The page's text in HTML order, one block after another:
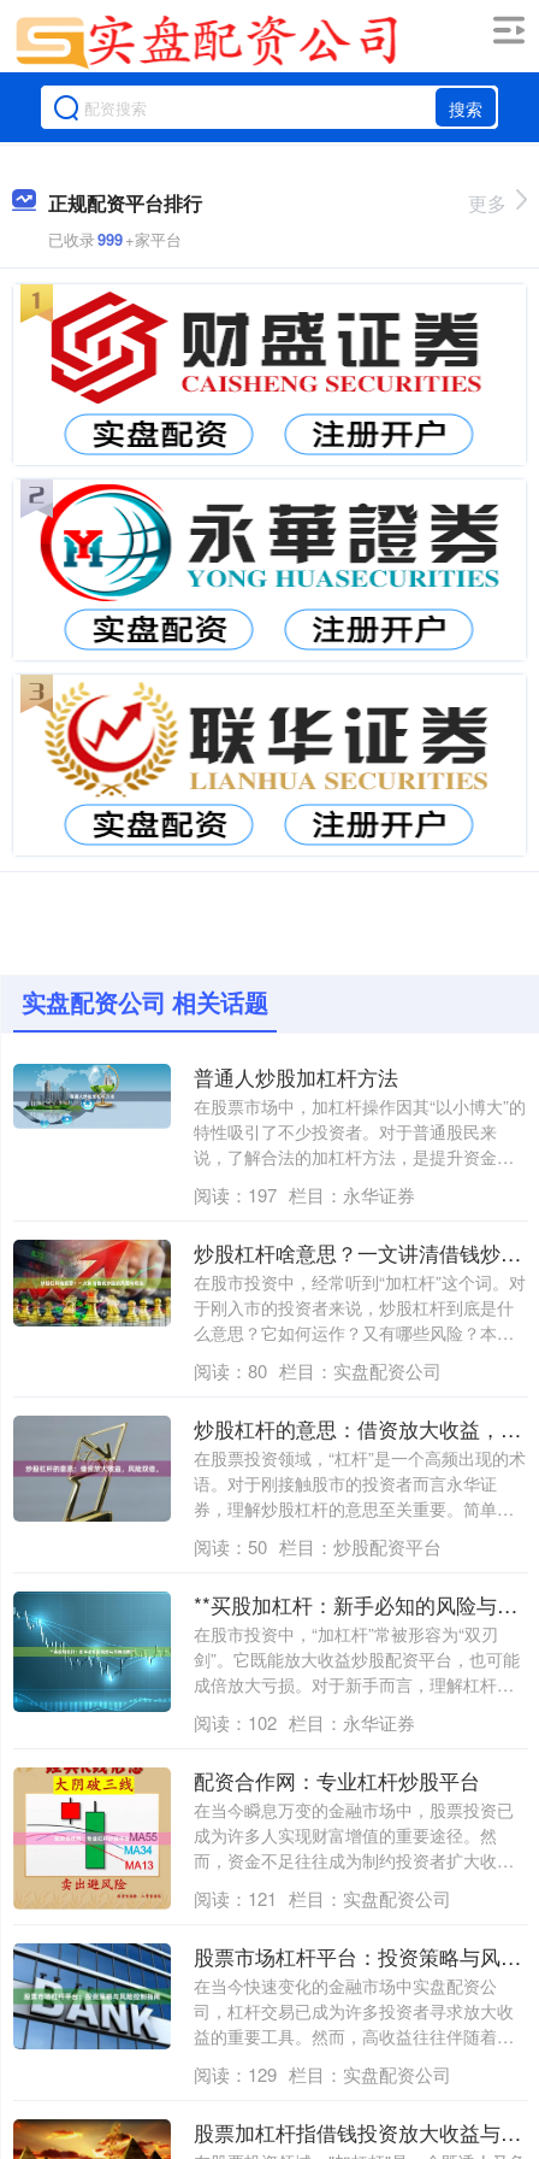
搜索
正规配资平台排行
已收录999+家平台
更多
实盘配资公司 相关话题
普通人炒股加杠杆方法
在股票市场中，加杠杆操作因其“以小博大”的
特性吸引了不少投资者。对于普通股民来
说，了解合法的加杠杆方法，是提升资金使
用效....
阅读： 197 栏目： 永华证券
炒股杠杆啥意思？一文讲清借钱炒股的风险与玩法
在股市投资中，经常听到“加杠杆”这个词。对
于刚入市的投资者来说，炒股杠杆到底是什
么意思？它如何运作？又有哪些风险？本文
将....
阅读： 80 栏目： 实盘配资公司
炒股杠杆的意思：借资放大收益，风险双倍。
在股票投资领域，“杠杆”是一个高频出现的术
语。对于刚接触股市的投资者而言永华证
券，理解炒股杠杆的意思至关重要。简单来
说，....
阅读： 50 栏目： 炒股配资平台
**买股加杠杆：新手必知的风险与策略指南**
在股市投资中，“加杠杆”常被形容为“双刃
剑”。它既能放大收益炒股配资平台，也可能
成倍放大亏损。对于新手而言，理解杠杆的
本....
阅读： 102 栏目： 永华证券
配资合作网：专业杠杆炒股平台
在当今瞬息万变的金融市场中，股票投资已
成为许多人实现财富增值的重要途径。然
而，资金不足往往成为制约投资者扩大收益
的瓶颈。....
阅读： 121 栏目： 实盘配资公司
股票市场杠杆平台：投资策略与风险控制指南
在当今快速变化的金融市场中实盘配资公
司，杠杆交易已成为许多投资者寻求放大收
益的重要工具。然而，高收益往往伴随着高
风险。本....
阅读： 129 栏目： 实盘配资公司
股票加杠杆指借钱投资放大收益与风险。